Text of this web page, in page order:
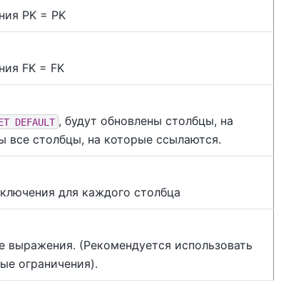
PK = PK
FK = FK
DEFAULT , будут обновлены столбцы, на
все столбцы, на которые ссылаются.
для каждого столбца
выражения. (Рекомендуется использовать
ограничения).